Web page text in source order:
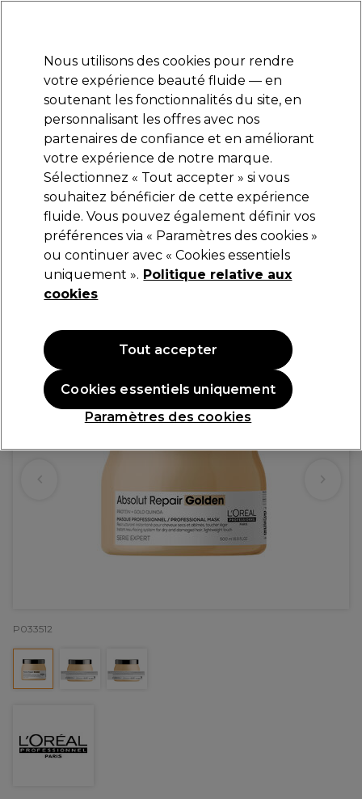
Se connecter
Marques Bons plans Coiffure Electro et Matériel
Livraison et délais
lire la suite
L'Oréal Professionnel
L'Oréal Professionnel Série Expert Absolut
Repair Masque Golden Restructurant 500ml
50,90 €
P033512
Nous utilisons des cookies pour rendre
votre expérience beauté fluide — en
soutenant les fonctionnalités du site, en
personnalisant les offres avec nos
partenaires de confiance et en améliorant
votre expérience de notre marque.
Sélectionnez « Tout accepter » si vous
souhaitez bénéficier de cette expérience
fluide. Vous pouvez également définir vos
préférences via « Paramètres des cookies »
ou continuer avec « Cookies essentiels
uniquement ». Politique relative aux
cookies
Paramètres des cookies
Cookies essentiels uniquement
Tout accepter